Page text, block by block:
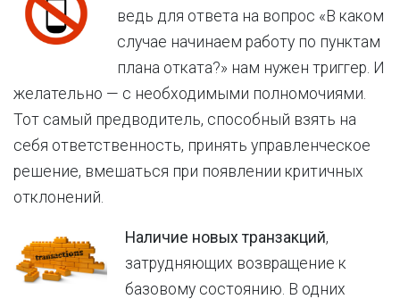
ведь для ответа на вопрос «В каком
случае начинаем работу по пунктам
плана отката?» нам нужен триггер. И
желательно — с необходимыми полномочиями.
Тот самый предводитель, способный взять на
себя ответственность, принять управленческое
решение, вмешаться при появлении критичных
отклонений.
Наличие новых транзакций,
затрудняющих возвращение к
базовому состоянию. В одних